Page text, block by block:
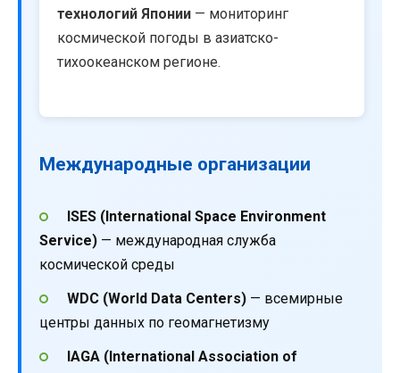
технологий Японии — мониторинг
космической погоды в азиатско-
тихоокеанском регионе.
Международные организации
ISES (International Space Environment
Service) — международная служба
космической среды
WDC (World Data Centers)— всемирные
центры данных по геомагнетизму
IAGA (International Association of